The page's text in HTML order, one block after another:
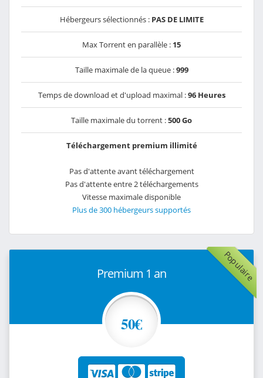
Hébergeurs sélectionnés : PAS DE LIMITE
Max Torrent en parallèle : 15
Taille maximale de la queue :999
Temps de download et d'upload maximal :96 Heures
Taille maximale du torrent :500 Go
Téléchargement premium illimité
Pas d'attente avant téléchargement
Pas d'attente entre 2 téléchargements
Vitesse maximale disponible
Plus de 300 hébergeurs supportés
Populaire
Premium 1 an
50€